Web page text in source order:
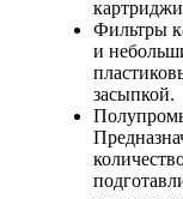
Фильтры
и
засыпкой.